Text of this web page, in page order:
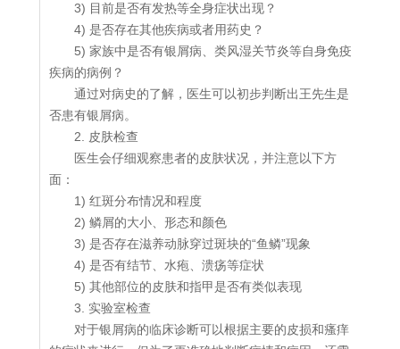
3) 目前是否有发热等全身症状出现？
4) 是否存在其他疾病或者用药史？
5) 家族中是否有银屑病、类风湿关节炎等自身免疫
疾病的病例？
通过对病史的了解，医生可以初步判断出王先生是
否患有银屑病。
2. 皮肤检查
医生会仔细观察患者的皮肤状况，并注意以下方
面：
1) 红斑分布情况和程度
2) 鳞屑的大小、形态和颜色
3) 是否存在滋养动脉穿过斑块的“鱼鳞”现象
4) 是否有结节、水疱、溃疡等症状
5) 其他部位的皮肤和指甲是否有类似表现
3. 实验室检查
对于银屑病的临床诊断可以根据主要的皮损和瘙痒